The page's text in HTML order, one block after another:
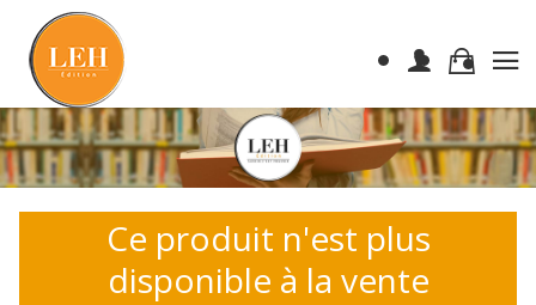
Ce produit n'est plus
disponible à la vente